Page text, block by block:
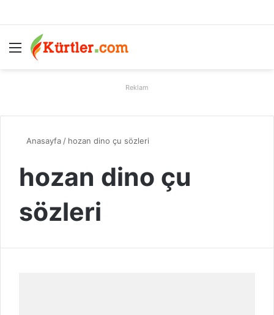
Menü
Reklam
Anasayfa / hozan dino çu sözleri
hozan dino çu
sözleri